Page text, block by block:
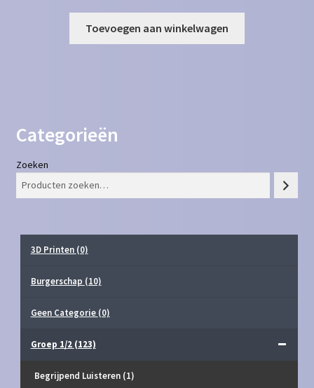
Toevoegen aan winkelwagen
Categorieën
Zoeken
3D Printen (0)
Burgerschap (10)
Geen Categorie (0)
Groep 1/2 (123)
Begrijpend Luisteren (1)